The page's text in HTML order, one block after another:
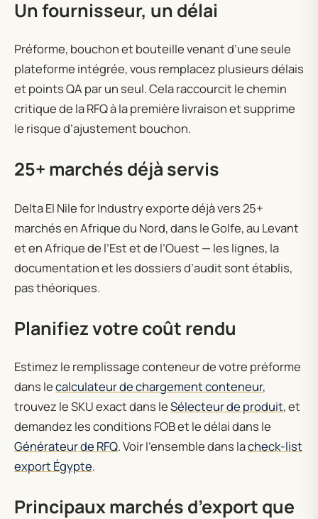
Un fournisseur, un délai
Préforme, bouchon et bouteille venant d’une seule
plateforme intégrée, vous remplacez plusieurs délais
et points QA par un seul. Cela raccourcit le chemin
critique de la RFQ à la première livraison et supprime
le risque d’ajustement bouchon.
25+ marchés déjà servis
Delta El Nile for Industry exporte déjà vers 25+
marchés en Afrique du Nord, dans le Golfe, au Levant
et en Afrique de l’Est et de l’Ouest — les lignes, la
documentation et les dossiers d’audit sont établis,
pas théoriques.
Planifiez votre coût rendu
Estimez le remplissage conteneur de votre préforme
dans lecalculateur de chargement conteneur,
trouvez le SKU exact dans leSélecteur de produit, et
demandez les conditions FOB et le délai dans le
Générateur de RFQ. Voir l’ensemble dans lacheck-list
export Égypte.
Principaux marchés d’export que